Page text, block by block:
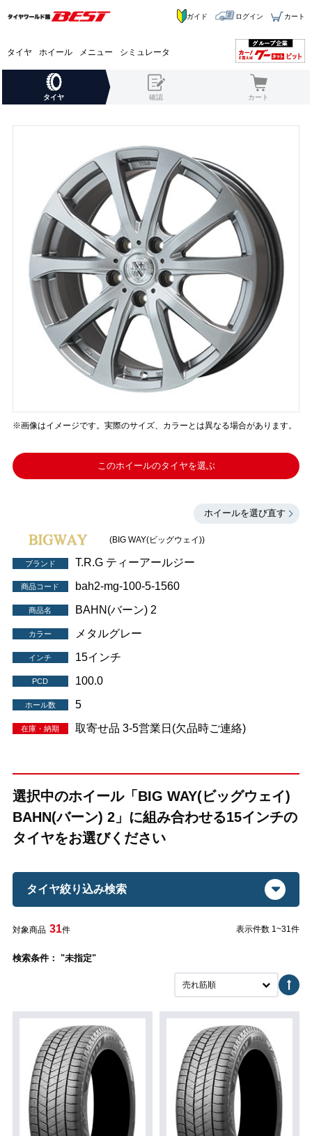
タイヤ ホイール メニュー シミュレータ
ガイド ログイン カート
タイヤ 確認 カート
※画像はイメージです。実際のサイズ、カラーとは異なる場合があります。
このホイールのタイヤを選ぶ
ホイールを選び直す
(BIG WAY(ビッグウェイ))
ブランド T.R.G ティーアールジー
商品コード bah2-mg-100-5-1560
商品名 BAHN(バーン) 2
カラー メタルグレー
インチ 15インチ
PCD 100.0
ホール数 5
在庫・納期 取寄せ品 3-5営業日(欠品時ご連絡)
選択中のホイール「BIG WAY(ビッグウェイ)
BAHN(バーン) 2」に組み合わせる15インチの
タイヤをお選びください
タイヤ絞り込み検索
対象商品 31件 表示件数 1~31件
検索条件： "未指定"
売れ筋順